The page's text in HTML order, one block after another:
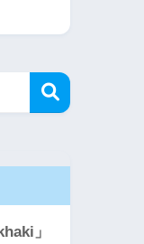
」